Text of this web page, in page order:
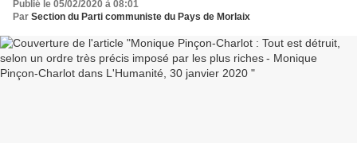
Publié le 05/02/2020 à 08:01
Par Section du Parti communiste du Pays de Morlaix